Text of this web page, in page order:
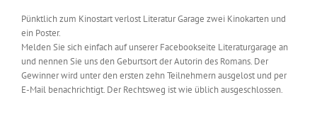
Pünktlich zum Kinostart verlost Literatur Garage zwei Kinokarten und
ein Poster.
Melden Sie sich einfach auf unserer Facebookseite Literaturgarage an
und nennen Sie uns den Geburtsort der Autorin des Romans. Der
Gewinner wird unter den ersten zehn Teilnehmern ausgelost und per
E-Mail benachrichtigt. Der Rechtsweg ist wie üblich ausgeschlossen.